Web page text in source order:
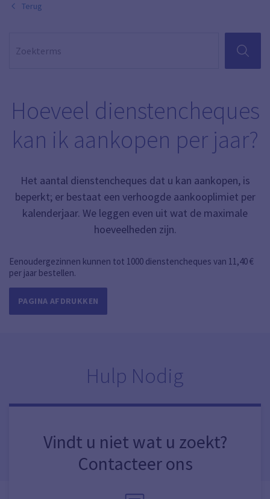
Terug
ZOEKEN
Hoeveel dienstencheques
kan ik aankopen per jaar?
Het aantal dienstencheques dat u kan aankopen, is
beperkt; er bestaat een verhoogde aankooplimiet per
kalenderjaar. We leggen even uit wat de maximale
hoeveelheden zijn.
Eenoudergezinnen kunnen tot 1000 dienstencheques van 11,40 €
per jaar bestellen.
PAGINA AFDRUKKEN
Hulp Nodig
Vindt u niet wat u zoekt?
Contacteer ons